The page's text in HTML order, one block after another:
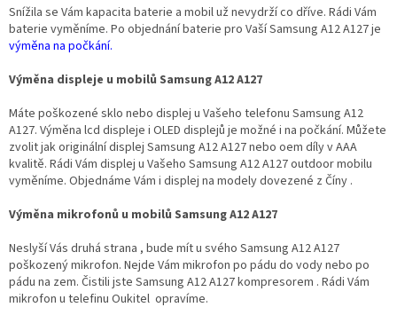
k
y
p
s
u
Snížila se Vám kapacita baterie a mobil už nevydrží co dříve. Rádi Vám
baterie vyměníme. Po objednání baterie pro Vaší Samsung A12 A127 je
výměna na počkání.
Výměna displeje u mobilů Samsung A12 A127
Máte poškozené sklo nebo displej u Vašeho telefonu Samsung A12
A127. Výměna lcd displeje i OLED displejů je možné i na počkání. Můžete
zvolit jak originální displej Samsung A12 A127 nebo oem díly v AAA
kvalitě. Rádi Vám displej u Vašeho Samsung A12 A127 outdoor mobilu
vyměníme. Objednáme Vám i displej na modely dovezené z Číny .
Výměna mikrofonů u mobilů Samsung A12 A127
Neslyší Vás druhá strana , bude mít u svého Samsung A12 A127
poškozený mikrofon. Nejde Vám mikrofon po pádu do vody nebo po
pádu na zem. Čistili jste Samsung A12 A127 kompresorem . Rádi Vám
mikrofon u telefinu Oukitel opravíme.